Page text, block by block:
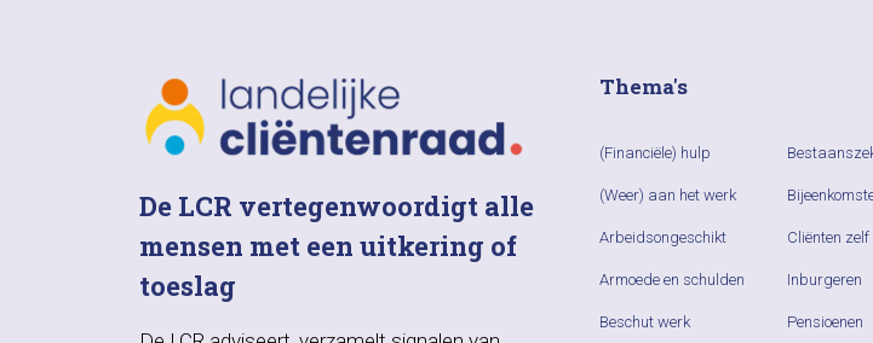
De LCR vertegenwoordigt alle
mensen met een uitkering of
toeslag
Thema's
(Financiële) hulp
(Weer) aan het werk
Arbeidsongeschikt
Armoede en schulden
Beschut werk
Cliënten zelf
Inburgeren
Pensioenen